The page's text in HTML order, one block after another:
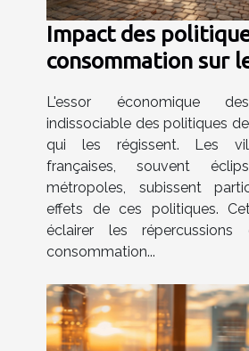
Impact des
consommation sur
L'essor économique
indissociable des politiques
qui les régissent. Les
françaises, souvent
métropoles, subissent
effets de ces politiques.
éclairer les
consommation...